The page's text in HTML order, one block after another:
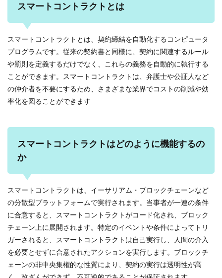
スマートコントラクトとは
スマートコントラクトとは、契約締結を自動化するコンピュータ
プログラムです。従来の契約書と同様に、契約に関連するルール
や罰則を定義するだけでなく、これらの義務を自動的に執行する
ことができます。スマートコントラクトは、弁護士や公証人など
の仲介者を不要にするため、さまざまな業界でコストの削減や効
率化を図ることができます
スマートコントラクトはどのように機能するの
か
スマートコントラクトは、イーサリアム・ブロックチェーンなど
の分散型プラットフォームで実行されます。当事者が一連の条件
に合意すると、スマートコントラクトがコード化され、ブロック
チェーン上に展開されます。特定のイベントや条件によってトリ
ガーされると、スマートコントラクトは自己実行し、人間の介入
を必要とせずに合意されたアクションを実行します。ブロックチ
ェーンの非中央集権的な性質により、契約の実行は透明性が高